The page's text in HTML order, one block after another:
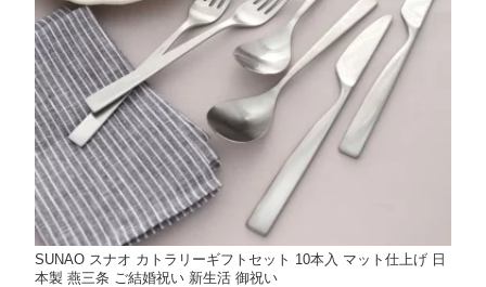
SUNAO スナオ カトラリーギフトセット 10本入 マット仕上げ 日
本製 燕三条 ご結婚祝い 新生活 御祝い